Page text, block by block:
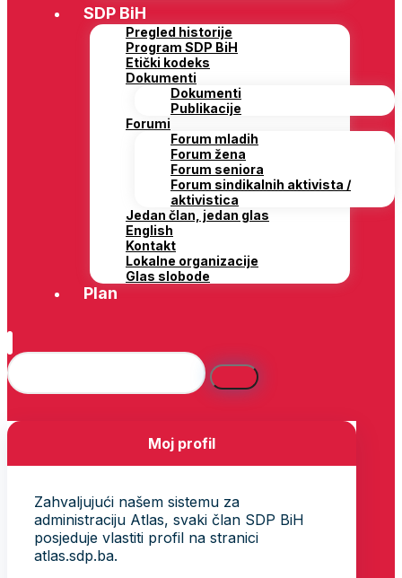
SDP BiH
Pregled historije
Program SDP BiH
Etički kodeks
Dokumenti
Dokumenti
Publikacije
Forumi
Forum mladih
Forum žena
Forum seniora
Forum sindikalnih aktivista /
aktivistica
Jedan član, jedan glas
English
Kontakt
Lokalne organizacije
Glas slobode
Plan
Moj profil
Zahvaljujući našem sistemu za
administraciju Atlas, svaki član SDP BiH
posjeduje vlastiti profil na stranici
atlas.sdp.ba.